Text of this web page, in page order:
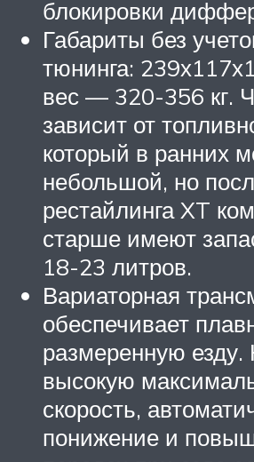
блокировки
Габариты без
тюнинга:
вес — 320-356 кг.
зависит от
который в ранних
небольшой, но
рестайлинга XT
старше имеют
18-23 литров.
Вариаторная
обеспечивает
размеренную езду.
высокую
скорость,
понижение и